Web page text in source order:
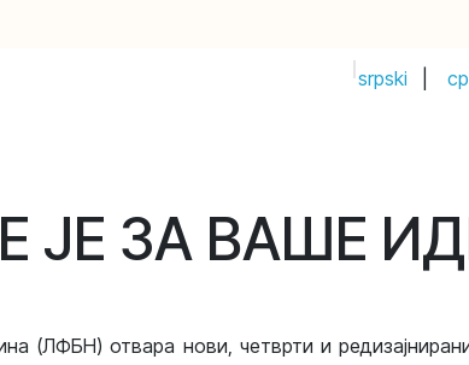
srpski
ЈЕ ЗА ВАШЕ
(ЛФБН) отвара нови, четврти и